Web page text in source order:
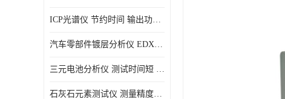
ICP光谱仪 节约时间 输出功率稳定
汽车零部件镀层分析仪 EDX600PLUS 自动谱线识别
三元电池分析仪 测试时间短 体积小 方便便携
石灰石元素测试仪 测量精度高 测量方便 快捷